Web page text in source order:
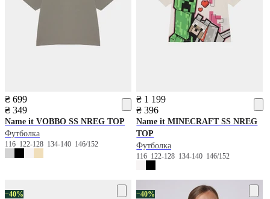
₴ 699
₴ 349
Name it VOBBO SS NREG TOP
Футболка
116 122-128 134-140 146/152
₴ 1 199
₴ 396
Name it MINECRAFT SS NREG
TOP
Футболка
116 122-128 134-140 146/152
−40% −40%